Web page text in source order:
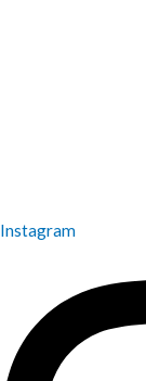
Instagram